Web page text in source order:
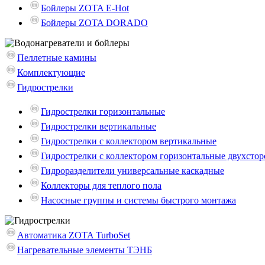
Бойлеры ZOTA E-Hot
Бойлеры ZOTA DORADO
Пеллетные камины
Комплектующие
Гидрострелки
Гидрострелки горизонтальные
Гидрострелки вертикальные
Гидрострелки с коллектором вертикальные
Гидрострелки с коллектором горизонтальные
Гидроразделители универсальные каскадные
Коллекторы для теплого пола
Насосные группы и системы быстрого монтажа
Автоматика ZOTA TurboSet
Нагревательные элементы ТЭНБ